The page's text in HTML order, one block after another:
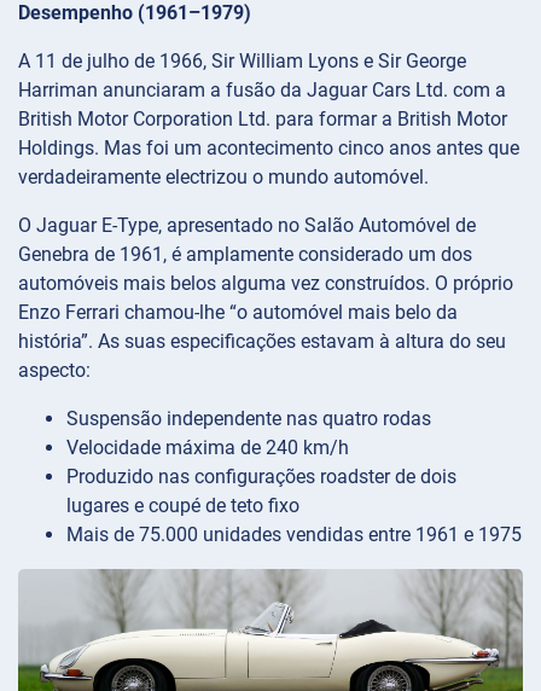
Desempenho (1961–1979)
A 11 de julho de 1966, Sir William Lyons e Sir George
Harriman anunciaram a fusão da Jaguar Cars Ltd. com a
British Motor Corporation Ltd. para formar a British Motor
Holdings. Mas foi um acontecimento cinco anos antes que
verdadeiramente electrizou o mundo automóvel.
O Jaguar E-Type, apresentado no Salão Automóvel de
Genebra de 1961, é amplamente considerado um dos
automóveis mais belos alguma vez construídos. O próprio
Enzo Ferrari chamou-lhe “o automóvel mais belo da
história”. As suas especificações estavam à altura do seu
aspecto:
Suspensão independente nas quatro rodas
Velocidade máxima de 240 km/h
Produzido nas configurações roadster de dois
lugares e coupé de teto fixo
Mais de 75.000 unidades vendidas entre 1961 e 1975